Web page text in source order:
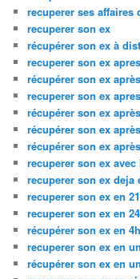
recuperer ses affaires
recuperer son ex
récupérer son ex à
recuperer son ex
récupérer son ex
recuperer son ex
récupérer son ex
récupérer son ex
récupérer son ex
recuperer son ex
recuperer son ex deja
recuperer son ex en
recuperer son ex en
récupérer son ex en 4h
recuperer son ex en
récupérer son ex en